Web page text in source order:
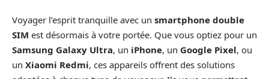
Voyager l’esprit tranquille avec un smartphone double
SIM est désormais à votre portée. Que vous optiez pour un
Samsung Galaxy Ultra, un iPhone, un Google Pixel, ou
un Xiaomi Redmi, ces appareils offrent des solutions